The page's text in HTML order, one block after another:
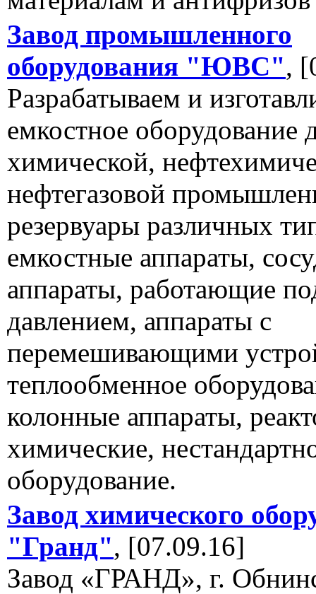
Завод промышленного
оборудования "ЮВС",
Разрабатываем и
емкостное оборудование
химической,
нефтегазовой
резервуары различных
емкостные аппараты,
аппараты, работающие
давлением, аппараты с
перемешивающими
теплообменное
колонные аппараты,
химические,
оборудование.
Завод химического
"Гранд", [07.09.16]
Завод «ГРАНД», г.